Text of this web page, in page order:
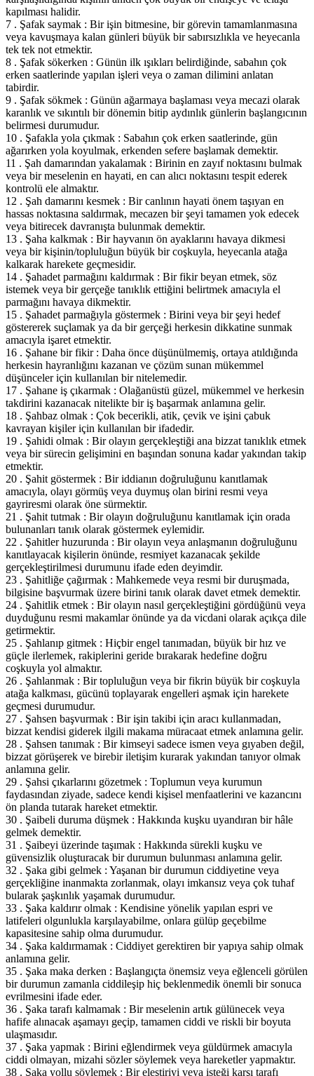
kapılması halidir.
7 . Şafak saymak : Bir işin bitmesine, bir görevin tamamlanmasına
veya kavuşmaya kalan günleri büyük bir sabırsızlıkla ve heyecanla
tek tek not etmektir.
8 . Şafak sökerken : Günün ilk ışıkları belirdiğinde, sabahın çok
erken saatlerinde yapılan işleri veya o zaman dilimini anlatan
tabirdir.
9 . Şafak sökmek : Günün ağarmaya başlaması veya mecazi olarak
karanlık ve sıkıntılı bir dönemin bitip aydınlık günlerin başlangıcının
belirmesi durumudur.
10 . Şafakla yola çıkmak : Sabahın çok erken saatlerinde, gün
ağarırken yola koyulmak, erkenden sefere başlamak demektir.
11 . Şah damarından yakalamak : Birinin en zayıf noktasını bulmak
veya bir meselenin en hayati, en can alıcı noktasını tespit ederek
kontrolü ele almaktır.
12 . Şah damarını kesmek : Bir canlının hayati önem taşıyan en
hassas noktasına saldırmak, mecazen bir şeyi tamamen yok edecek
veya bitirecek davranışta bulunmak demektir.
13 . Şaha kalkmak : Bir hayvanın ön ayaklarını havaya dikmesi
veya bir kişinin/topluluğun büyük bir coşkuyla, heyecanla atağa
kalkarak harekete geçmesidir.
14 . Şahadet parmağını kaldırmak : Bir fikir beyan etmek, söz
istemek veya bir gerçeğe tanıklık ettiğini belirtmek amacıyla el
parmağını havaya dikmektir.
15 . Şahadet parmağıyla göstermek : Birini veya bir şeyi hedef
göstererek suçlamak ya da bir gerçeği herkesin dikkatine sunmak
amacıyla işaret etmektir.
16 . Şahane bir fikir : Daha önce düşünülmemiş, ortaya atıldığında
herkesin hayranlığını kazanan ve çözüm sunan mükemmel
düşünceler için kullanılan bir nitelemedir.
17 . Şahane iş çıkarmak : Olağanüstü güzel, mükemmel ve herkesin
takdirini kazanacak nitelikte bir iş başarmak anlamına gelir.
18 . Şahbaz olmak : Çok becerikli, atik, çevik ve işini çabuk
kavrayan kişiler için kullanılan bir ifadedir.
19 . Şahidi olmak : Bir olayın gerçekleştiği ana bizzat tanıklık etmek
veya bir sürecin gelişimini en başından sonuna kadar yakından takip
etmektir.
20 . Şahit göstermek : Bir iddianın doğruluğunu kanıtlamak
amacıyla, olayı görmüş veya duymuş olan birini resmi veya
gayriresmi olarak öne sürmektir.
21 . Şahit tutmak : Bir olayın doğruluğunu kanıtlamak için orada
bulunanları tanık olarak göstermek eylemidir.
22 . Şahitler huzurunda : Bir olayın veya anlaşmanın doğruluğunu
kanıtlayacak kişilerin önünde, resmiyet kazanacak şekilde
gerçekleştirilmesi durumunu ifade eden deyimdir.
23 . Şahitliğe çağırmak : Mahkemede veya resmi bir duruşmada,
bilgisine başvurmak üzere birini tanık olarak davet etmek demektir.
24 . Şahitlik etmek : Bir olayın nasıl gerçekleştiğini gördüğünü veya
duyduğunu resmi makamlar önünde ya da vicdani olarak açıkça dile
getirmektir.
25 . Şahlanıp gitmek : Hiçbir engel tanımadan, büyük bir hız ve
güçle ilerlemek, rakiplerini geride bırakarak hedefine doğru
coşkuyla yol almaktır.
26 . Şahlanmak : Bir topluluğun veya bir fikrin büyük bir coşkuyla
atağa kalkması, gücünü toplayarak engelleri aşmak için harekete
geçmesi durumudur.
27 . Şahsen başvurmak : Bir işin takibi için aracı kullanmadan,
bizzat kendisi giderek ilgili makama müracaat etmek anlamına gelir.
28 . Şahsen tanımak : Bir kimseyi sadece ismen veya gıyaben değil,
bizzat görüşerek ve birebir iletişim kurarak yakından tanıyor olmak
anlamına gelir.
29 . Şahsi çıkarlarını gözetmek : Toplumun veya kurumun
faydasından ziyade, sadece kendi kişisel menfaatlerini ve kazancını
ön planda tutarak hareket etmektir.
30 . Şaibeli duruma düşmek : Hakkında kuşku uyandıran bir hâle
gelmek demektir.
31 . Şaibeyi üzerinde taşımak : Hakkında sürekli kuşku ve
güvensizlik oluşturacak bir durumun bulunması anlamına gelir.
32 . Şaka gibi gelmek : Yaşanan bir durumun ciddiyetine veya
gerçekliğine inanmakta zorlanmak, olayı imkansız veya çok tuhaf
bularak şaşkınlık yaşamak durumudur.
33 . Şaka kaldırır olmak : Kendisine yönelik yapılan espri ve
latifeleri olgunlukla karşılayabilme, onlara gülüp geçebilme
kapasitesine sahip olma durumudur.
34 . Şaka kaldırmamak : Ciddiyet gerektiren bir yapıya sahip olmak
anlamına gelir.
35 . Şaka maka derken : Başlangıçta önemsiz veya eğlenceli görülen
bir durumun zamanla ciddileşip hiç beklenmedik önemli bir sonuca
evrilmesini ifade eder.
36 . Şaka tarafı kalmamak : Bir meselenin artık gülünecek veya
hafife alınacak aşamayı geçip, tamamen ciddi ve riskli bir boyuta
ulaşmasıdır.
37 . Şaka yapmak : Birini eğlendirmek veya güldürmek amacıyla
ciddi olmayan, mizahi sözler söylemek veya hareketler yapmaktır.
38 . Şaka yollu söylemek : Bir eleştiriyi veya isteği karşı tarafı